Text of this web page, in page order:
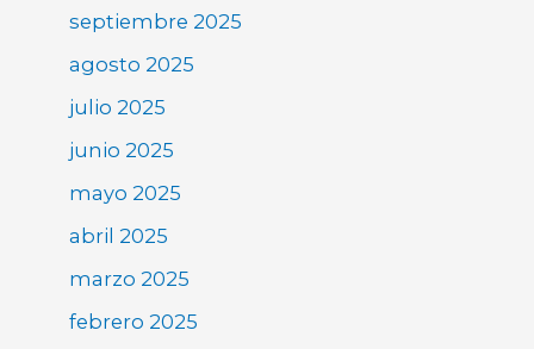
septiembre 2025
agosto 2025
julio 2025
junio 2025
mayo 2025
abril 2025
marzo 2025
febrero 2025